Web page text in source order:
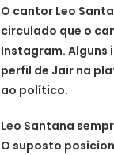
O cantor Leo
circulado que o
Instagram. Alguns
perfil de Jair na
ao político.
Leo Santana
O suposto